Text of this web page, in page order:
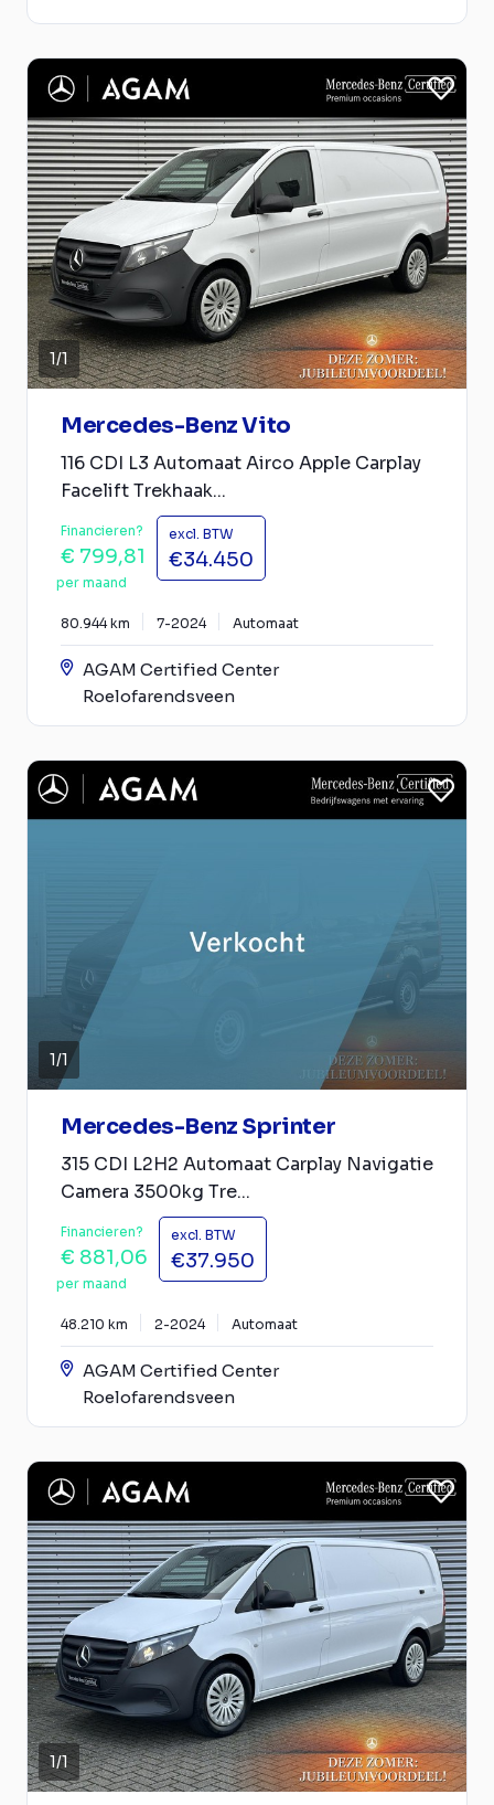
1/1
Mercedes-Benz Vito
116 CDI L3 Automaat Airco Apple Carplay
Facelift Trekhaak...
Financieren?
€ 799,81
per maand
excl. BTW
€34.450
80.944 km 7-2024 Automaat
AGAM Certified Center
Roelofarendsveen
1/1
Mercedes-Benz Sprinter
315 CDI L2H2 Automaat Carplay Navigatie
Camera 3500kg Tre...
Financieren?
€ 881,06
per maand
excl. BTW
€37.950
48.210 km 2-2024 Automaat
AGAM Certified Center
Roelofarendsveen
1/1